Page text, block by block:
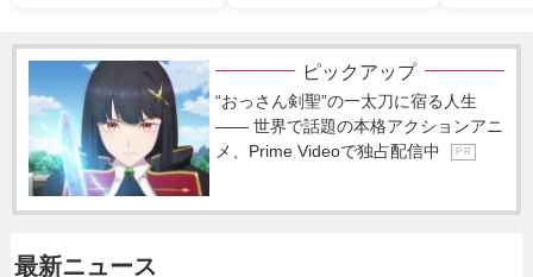
ピックアップ
“おっさん剣聖”の一太刀に宿る人生
―― 世界で話題の本格アクションアニ
メ、Prime Videoで独占配信中
P R
最新ニュース